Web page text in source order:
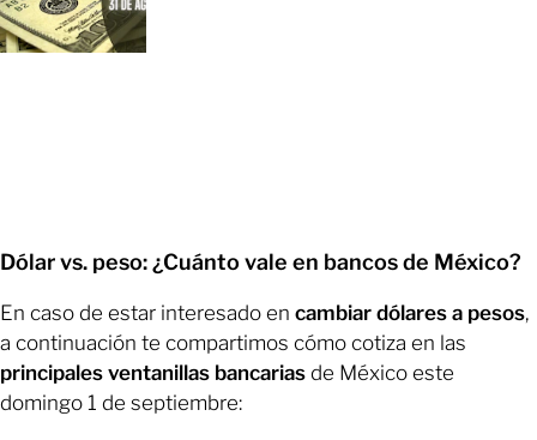
Dólar vs. peso: ¿Cuánto vale en bancos de México?
En caso de estar interesado en cambiar dólares a pesos,
a continuación te compartimos cómo cotiza en las
principales ventanillas bancarias de México este
domingo 1 de septiembre: